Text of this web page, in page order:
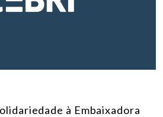
à Embaixadora